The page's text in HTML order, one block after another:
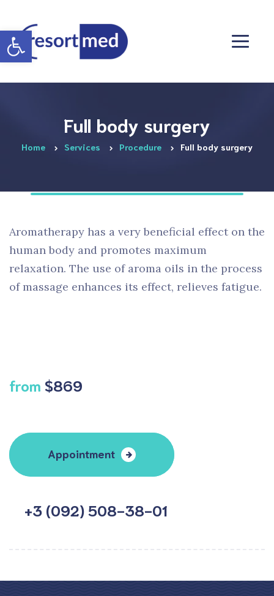
Otwórz pasek narzędzi
Full body surgery
Home Services Procedure Full body surgery
Aromatherapy has a very beneficial effect on the
human body and promotes maximum
relaxation. The use of aroma oils in the process
of massage enhances its effect, relieves fatigue.
from $869
Appointment
+3 (092) 508-38-01